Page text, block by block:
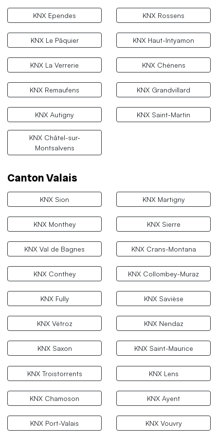
KNX Ependes KNX Rossens
KNX Le Pâquier KNX Haut-Intyamon
KNX La Verrerie KNX Chénens
KNX Remaufens KNX Grandvillard
KNX Autigny KNX Saint-Martin
KNX Châtel-sur-
Montsalvens
Canton Valais
KNX Sion KNX Martigny
KNX Monthey KNX Sierre
KNX Val de Bagnes KNX Crans-Montana
KNX Conthey KNX Collombey-Muraz
KNX Fully KNX Savièse
KNX Vétroz KNX Nendaz
KNX Saxon KNX Saint-Maurice
KNX Troistorrents KNX Lens
KNX Chamoson KNX Ayent
KNX Port-Valais KNX Vouvry